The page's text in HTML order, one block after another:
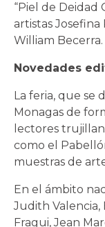
“Piel de Deidad
artistas Josefina
William Becerra.
Novedades
La feria, que se
Monagas de
lectores
como el
muestras de
En el ámbito
Judith Valencia,
Fragui, Jean